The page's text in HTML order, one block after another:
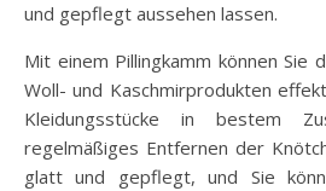
und gepflegt aussehen lassen.
Mit einem Pillingkamm können Sie
Woll- und Kaschmirprodukten
Kleidungsstücke in bestem
regelmäßiges Entfernen der
glatt und gepflegt, und Sie